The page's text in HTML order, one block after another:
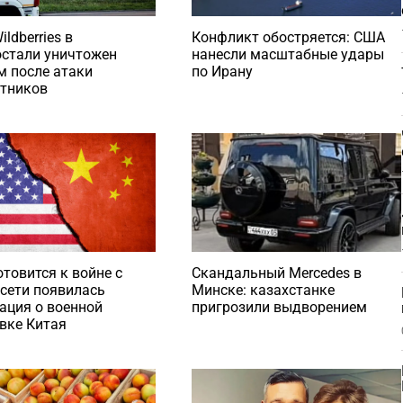
в
уничтожен
после атаки
Конфликт обостряется: США
нанесли масштабные удары
по Ирану
к войне с
появилась
о военной
Китая
Скандальный Mercedes в
Минске: казахстанке
пригрозили выдворением